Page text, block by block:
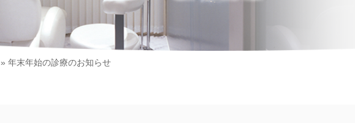
» 年末年始の診療のお知らせ